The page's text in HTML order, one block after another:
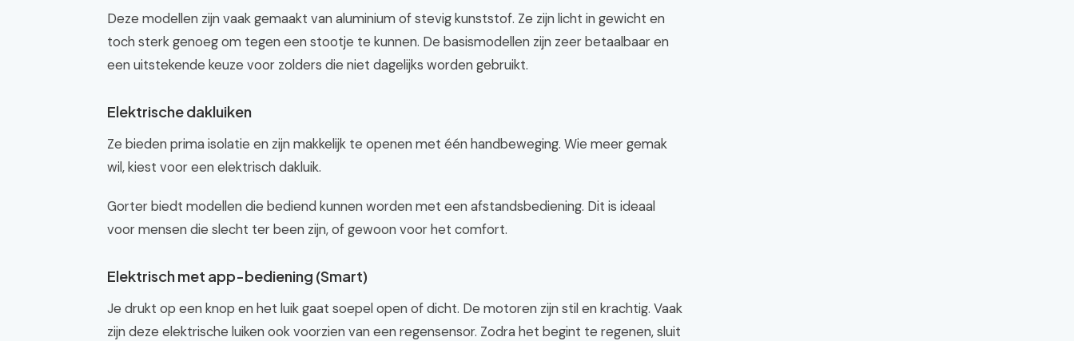
Deze modellen zijn vaak gemaakt van aluminium of stevig kunststof. Ze zijn licht in gewicht en
toch sterk genoeg om tegen een stootje te kunnen. De basismodellen zijn zeer betaalbaar en
een uitstekende keuze voor zolders die niet dagelijks worden gebruikt.
Elektrische dakluiken
Ze bieden prima isolatie en zijn makkelijk te openen met één handbeweging. Wie meer gemak
wil, kiest voor een elektrisch dakluik.
Gorter biedt modellen die bediend kunnen worden met een afstandsbediening. Dit is ideaal
voor mensen die slecht ter been zijn, of gewoon voor het comfort.
Elektrisch met app-bediening (Smart)
Je drukt op een knop en het luik gaat soepel open of dicht. De motoren zijn stil en krachtig. Vaak
zijn deze elektrische luiken ook voorzien van een regensensor. Zodra het begint te regenen, sluit